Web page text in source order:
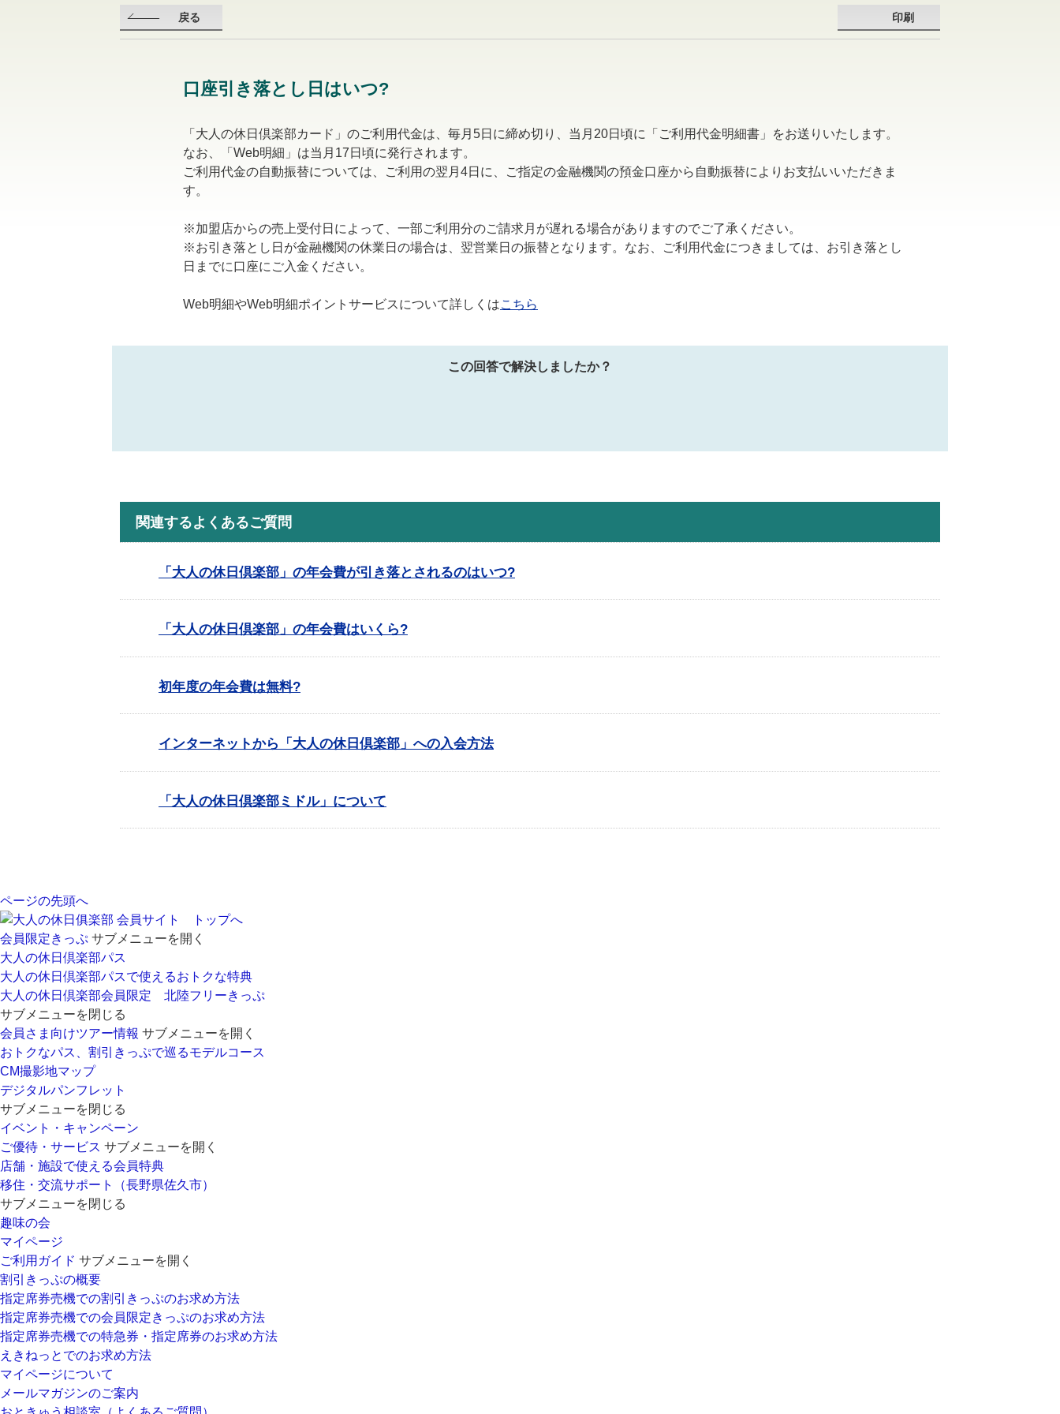
戻る 印刷
口座引き落とし日はいつ?
「大人の休日倶楽部カード」のご利用代金は、毎月5日に締め切り、当月20日頃に「ご利用代金明細書」をお送りいたします。
なお、「Web明細」は当月17日頃に発行されます。
ご利用代金の自動振替については、ご利用の翌月4日に、ご指定の金融機関の預金口座から自動振替によりお支払いいただきま
す。
※加盟店からの売上受付日によって、一部ご利用分のご請求月が遅れる場合がありますのでご了承ください。
※お引き落とし日が金融機関の休業日の場合は、翌営業日の振替となります。なお、ご利用代金につきましては、お引き落とし
日までに口座にご入金ください。
Web明細やWeb明細ポイントサービスについて詳しくはこちら
この回答で解決しましたか？
関連するよくあるご質問
「大人の休日倶楽部」の年会費が引き落とされるのはいつ?
「大人の休日倶楽部」の年会費はいくら?
初年度の年会費は無料?
インターネットから「大人の休日倶楽部」への入会方法
「大人の休日倶楽部ミドル」について
ページの先頭へ
会員サイト トップへ
会員限定きっぷ サブメニューを開く
大人の休日倶楽部パス
大人の休日倶楽部パスで使えるおトクな特典
大人の休日倶楽部会員限定 北陸フリーきっぷ
サブメニューを閉じる
会員さま向けツアー情報 サブメニューを開く
おトクなパス、割引きっぷで巡るモデルコース
CM撮影地マップ
デジタルパンフレット
サブメニューを閉じる
イベント・キャンペーン
ご優待・サービス サブメニューを開く
店舗・施設で使える会員特典
移住・交流サポート（長野県佐久市）
サブメニューを閉じる
趣味の会
マイページ
ご利用ガイド サブメニューを開く
割引きっぷの概要
指定席券売機での割引きっぷのお求め方法
指定席券売機での会員限定きっぷのお求め方法
指定席券売機での特急券・指定席券のお求め方法
えきねっとでのお求め方法
マイページについて
メールマガジンのご案内